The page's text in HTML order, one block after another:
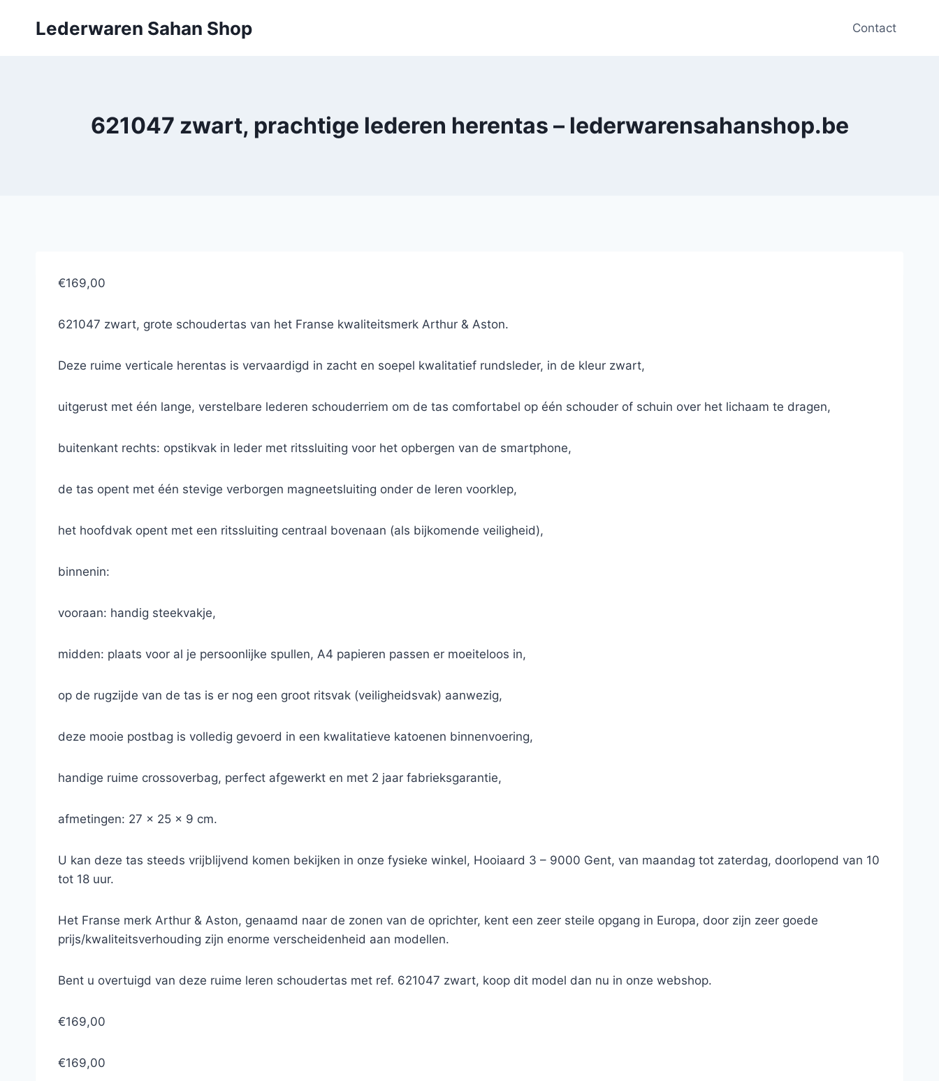
Lederwaren Sahan Shop Contact
621047 zwart, prachtige lederen herentas – lederwarensahanshop.be
€169,00
621047 zwart, grote schoudertas van het Franse kwaliteitsmerk Arthur & Aston.
Deze ruime verticale herentas is vervaardigd in zacht en soepel kwalitatief rundsleder, in de kleur zwart,
uitgerust met één lange, verstelbare lederen schouderriem om de tas comfortabel op één schouder of schuin over het lichaam te dragen,
buitenkant rechts: opstikvak in leder met ritssluiting voor het opbergen van de smartphone,
de tas opent met één stevige verborgen magneetsluiting onder de leren voorklep,
het hoofdvak opent met een ritssluiting centraal bovenaan (als bijkomende veiligheid),
binnenin:
vooraan: handig steekvakje,
midden: plaats voor al je persoonlijke spullen, A4 papieren passen er moeiteloos in,
op de rugzijde van de tas is er nog een groot ritsvak (veiligheidsvak) aanwezig,
deze mooie postbag is volledig gevoerd in een kwalitatieve katoenen binnenvoering,
handige ruime crossoverbag, perfect afgewerkt en met 2 jaar fabrieksgarantie,
afmetingen: 27 x 25 x 9 cm.
U kan deze tas steeds vrijblijvend komen bekijken in onze fysieke winkel, Hooiaard 3 – 9000 Gent, van maandag tot zaterdag, doorlopend van 10
tot 18 uur.
Het Franse merk Arthur & Aston, genaamd naar de zonen van de oprichter, kent een zeer steile opgang in Europa, door zijn zeer goede
prijs/kwaliteitsverhouding zijn enorme verscheidenheid aan modellen.
Bent u overtuigd van deze ruime leren schoudertas met ref. 621047 zwart, koop dit model dan nu in onze webshop.
€169,00
€169,00